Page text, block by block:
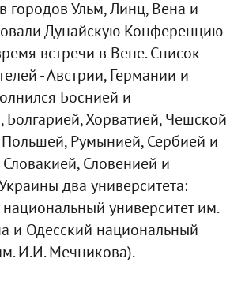
городов Ульм, Линц, Вена и
Дунайскую Конференцию
встречи в Вене. Список
- Австрии, Германии и
Боснией и
Болгарией, Хорватией, Чешской
Румынией, Сербией и
Словенией и
два университета:
университет им.
и Одесский национальный
И.И. Мечникова).